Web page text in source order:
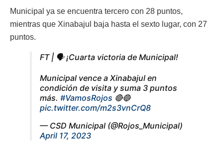
Municipal ya se encuentra tercero con 28 puntos,
mientras que Xinabajul baja hasta el sexto lugar, con 27
puntos.
FT | 🗣 ¡Cuarta victoria de Municipal!
Municipal vence a Xinabajul en
condición de visita y suma 3 puntos
más. #VamosRojos 🔴🔵
pic.twitter.com/m2s3vnCrQ8
— CSD Municipal (@Rojos_Municipal)
April 17, 2023